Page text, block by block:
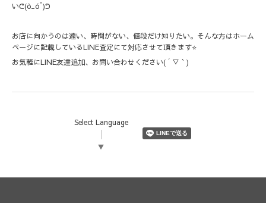
いᕦ(ò_óˇ)ᕤ
お店に向かうのは遠い、時間がない、値段だけ知りたい。そんな方はホーム
ページに記載しているLINE査定にて対応させて頂きます⭐️
お気軽にLINE友達追加、お問い合わせください( ´ ▽ ` )
Select Language
▼